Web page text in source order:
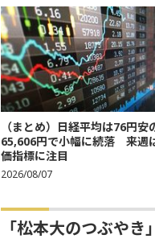
（まとめ）日経平均は76円安
65,606円で小幅に続落 来週
価指標に注目
2026/08/07
「松本大のつぶや